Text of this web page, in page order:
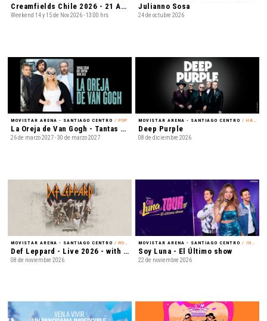
Creamfields Chile 2026 - 21 Años
Weekend 14 y 15 de Nov 2026 - 13:00 hrs
Julianno Sosa
24 de octubre 2026
MOVISTAR ARENA - SANTIAGO CENTRO / POP
La Oreja de Van Gogh - Tantas cosas que contar Tour 2027
26 de marzo 2027 - 30 de marzo 2027
MOVISTAR ARENA - SANTIAGO CENTRO / HARD ROCK
Deep Purple
08 de diciembre 2026
MOVISTAR ARENA - SANTIAGO CENTRO / ROCK
Def Leppard - Live 2026 - with Special Guest Extreme
08 de noviembre 2026
MOVISTAR ARENA - SANTIAGO CENTRO / INFANTIL
Soy Luna - El Último show
22 de noviembre 2026